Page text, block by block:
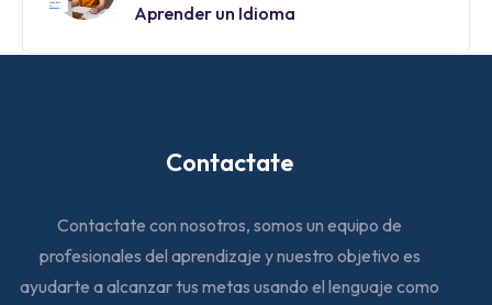
Aprender un Idioma
Contactate
Contactate con nosotros, somos un equipo de
profesionales del aprendizaje y nuestro objetivo es
ayudarte a alcanzar tus metas usando el lenguaje como